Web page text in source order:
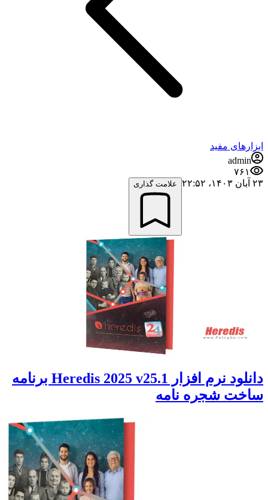
ابزارهای مفید
admin
۷۶۱
۲۳ آبان ۱۴۰۳،‏ ۲۲:۵۲
علامت گذاری
دانلود نرم افزار Heredis 2025 v25.1 برنامه
ساخت شجره نامه